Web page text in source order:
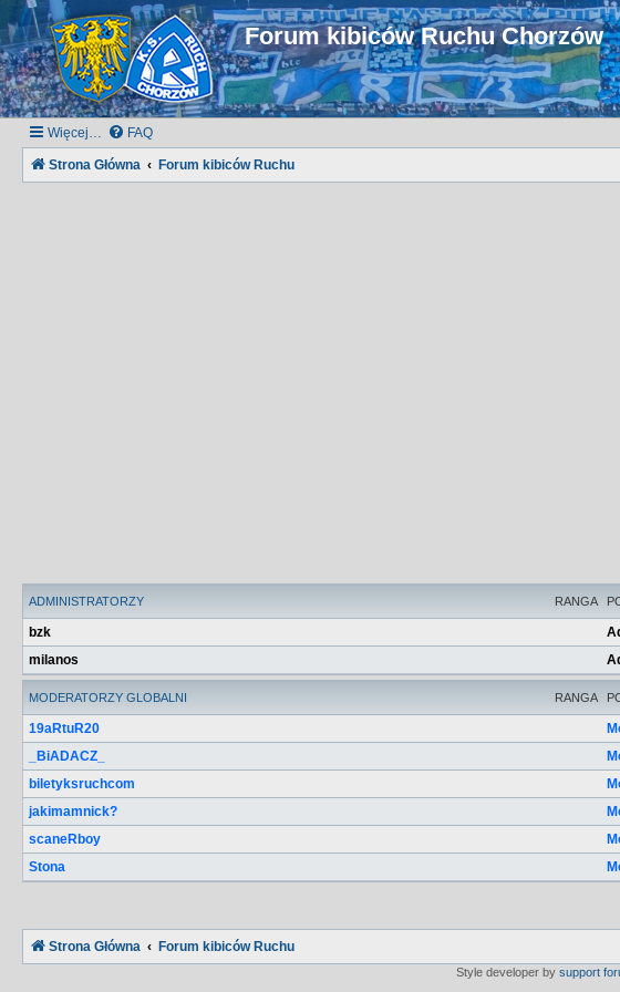
Forum kibiców Ruchu Chorzów
Więcej… FAQ
Strona Główna Forum kibiców Ruchu
RANGA
ADMINISTRATORZY
bzk
milanos
RANGA
MODERATORZY GLOBALNI
19aRtuR20
_BiADACZ_
biletyksruchcom
jakimamnick?
scaneRboy
Stona
Strona Główna Forum kibiców Ruchu
Style developer by support